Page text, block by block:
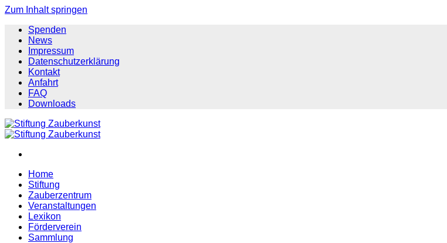
Zum Inhalt springen
Spenden
News
Impressum
Datenschutzerklärung
Kontakt
Anfahrt
FAQ
Downloads
Home
Stiftung
Zauberzentrum
Veranstaltungen
Lexikon
Förderverein
Sammlung